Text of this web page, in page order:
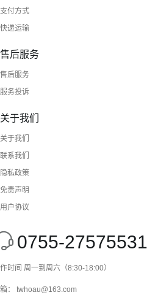
支付方式
快递运输
售后服务
售后服务
服务投诉
关于我们
关于我们
联系我们
隐私政策
免责声明
用户协议
0755-27575531
时间 周一到周六（8:30-18:00）
： twhoau@163.com